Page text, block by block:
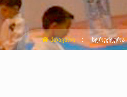
ᲛᲗᲐᲕᲐᲠᲘ ᲡᲢᲠᲣᲥᲢᲣᲠᲐ